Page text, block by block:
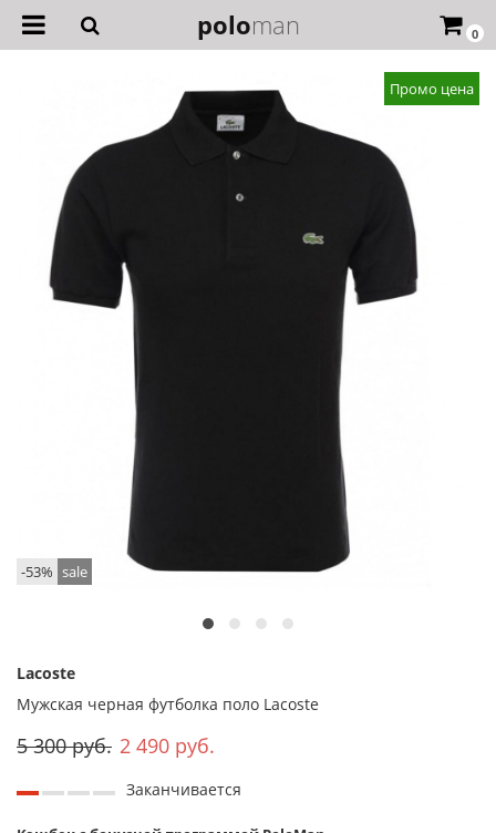
0
poloman
Промо цена
-53% sale
Lacoste
Мужская черная футболка поло Lacoste
5 300 руб. 2 490 руб.
Заканчивается